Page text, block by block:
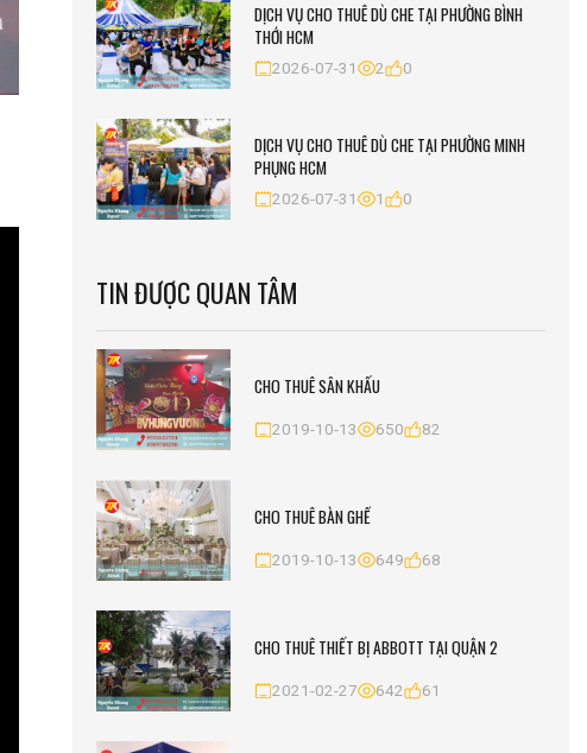
DỊCH VỤ CHO THUÊ DÙ CHE TẠI PHƯỜNG BÌNH
THỚI HCM
2026-07-31 2 0
DỊCH VỤ CHO THUÊ DÙ CHE TẠI PHƯỜNG MINH
PHỤNG HCM
2026-07-31 1 0
TIN ĐƯỢC QUAN TÂM
CHO THUÊ SÂN KHẤU
2019-10-13 650 82
CHO THUÊ BÀN GHẾ
2019-10-13 649 68
CHO THUÊ THIẾT BỊ ABBOTT TẠI QUẬN 2
2021-02-27 642 61